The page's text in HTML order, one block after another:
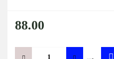
88.00